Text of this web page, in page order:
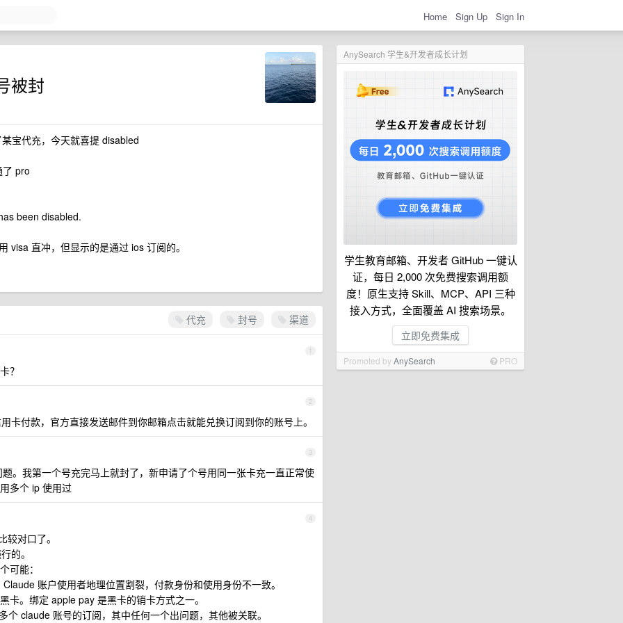
Home Sign Up Sign In
AnySearch 学生&开发者成长计划
学生教育邮箱、开发者 GitHub 一键认
证，每日 2,000 次免费搜索调用额
度！原生支持 Skill、MCP、API 三种
接入方式，全面覆盖 AI 搜索场景。
立即免费集成
Promoted byAnySearch PRO
被封
宝代充，今天就喜提 disabled
pro
been disabled.
visa 直冲，但显示的是通过 ios 订阅的。
代充 封号 渠道
1
？
2
卡付款，官方直接发送邮件到你邮箱点击就能兑换订阅到你的账号上。
3
。我第一个号充完马上就封了，新申请了个号用同一张卡充一直正常使
多个 ip 使用过
4
对口了。
的。
可能：
账户使用者地理位置割裂，付款身份和使用身份不一致。
卡。绑定 apple pay 是黑卡的销卡方式之一。
claude 账号的订阅，其中任何一个出问题，其他被关联。